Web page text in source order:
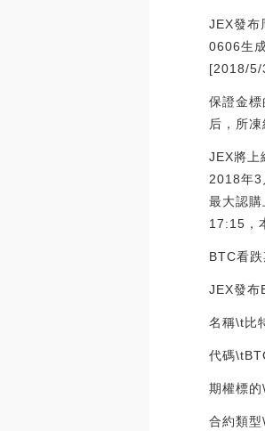
JEX發布
0606生
[2018/5/
保證金
后，所
JEX將上
2018年3
最大認
17:15，
BTC看
JEX發布
名稱\t比
代碼
期權標的
合約類